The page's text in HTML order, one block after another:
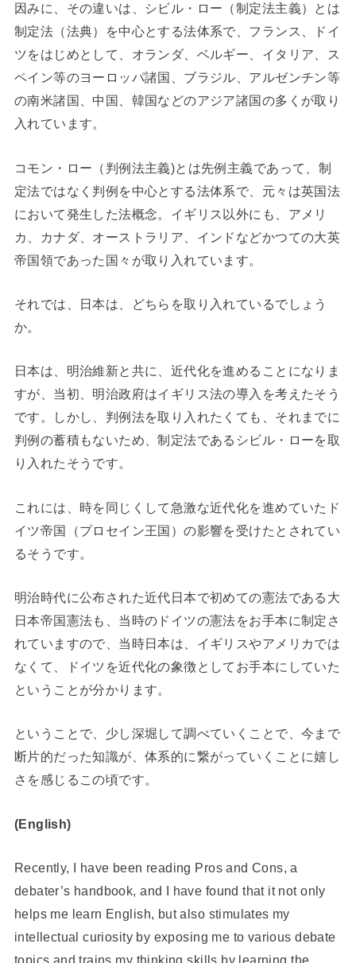
因みに、その違いは、シビル・ロー（制定法主義）とは
制定法（法典）を中心とする法体系で、フランス、ドイ
ツをはじめとして、オランダ、ベルギー、イタリア、ス
ペイン等のヨーロッパ諸国、ブラジル、アルゼンチン等
の南米諸国、中国、韓国などのアジア諸国の多くが取り
入れています。
コモン・ロー（判例法主義)とは先例主義であって、制
定法ではなく判例を中心とする法体系で、元々は英国法
において発生した法概念。イギリス以外にも、アメリ
カ、カナダ、オーストラリア、インドなどかつての大英
帝国領であった国々が取り入れています。
それでは、日本は、どちらを取り入れているでしょう
か。
日本は、明治維新と共に、近代化を進めることになりま
すが、当初、明治政府はイギリス法の導入を考えたそう
です。しかし、判例法を取り入れたくても、それまでに
判例の蓄積もないため、制定法であるシビル・ローを取
り入れたそうです。
これには、時を同じくして急激な近代化を進めていたド
イツ帝国（プロセイン王国）の影響を受けたとされてい
るそうです。
明治時代に公布された近代日本で初めての憲法である大
日本帝国憲法も、当時のドイツの憲法をお手本に制定さ
れていますので、当時日本は、イギリスやアメリカでは
なくて、ドイツを近代化の象徴としてお手本にしていた
ということが分かります。
ということで、少し深堀して調べていくことで、今まで
断片的だった知識が、体系的に繋がっていくことに嬉し
さを感じるこの頃です。
(English)
Recently, I have been reading Pros and Cons, a
debater’s handbook, and I have found that it not only
helps me learn English, but also stimulates my
intellectual curiosity by exposing me to various debate
topics and trains my thinking skills by learning the